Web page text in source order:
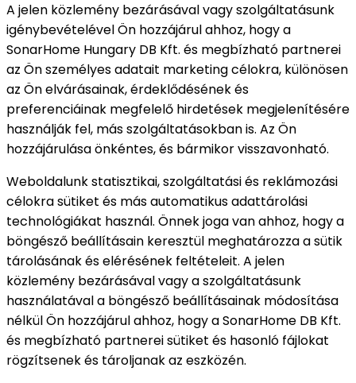
A jelen közlemény bezárásával vagy szolgáltatásunk
igénybevételével Ön hozzájárul ahhoz, hogy a
SonarHome Hungary DB Kft. és megbízható partnerei
az Ön személyes adatait marketing célokra, különösen
az Ön elvárásainak, érdeklődésének és
preferenciáinak megfelelő hirdetések megjelenítésére
használják fel, más szolgáltatásokban is. Az Ön
hozzájárulása önkéntes, és bármikor visszavonható.
Weboldalunk statisztikai, szolgáltatási és reklámozási
célokra sütiket és más automatikus adattárolási
technológiákat használ. Önnek joga van ahhoz, hogy a
böngésző beállításain keresztül meghatározza a sütik
tárolásának és elérésének feltételeit. A jelen
közlemény bezárásával vagy a szolgáltatásunk
használatával a böngésző beállításainak módosítása
nélkül Ön hozzájárul ahhoz, hogy a SonarHome DB Kft.
és megbízható partnerei sütiket és hasonló fájlokat
rögzítsenek és tároljanak az eszközén.